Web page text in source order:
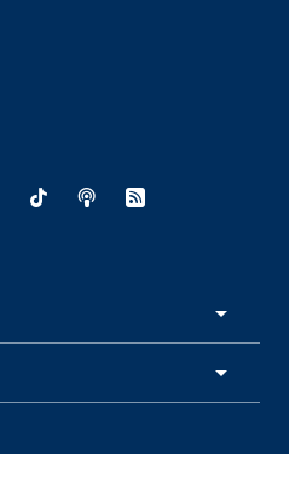
- Apertura in nuova finestra
in nuova finestra
esterno - Apertura in
- Sito esterno - Apertura in
- Sito esterno -
TikTok - Sito esterno -
Spreaker - Sito
Feed RSS -